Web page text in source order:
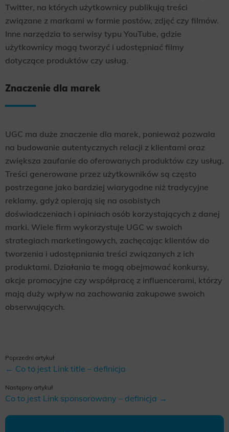
Twitter, na których użytkownicy publikują treści
związane z markami w formie postów, zdjęć czy filmów.
Inne narzędzia to serwisy typu YouTube, gdzie
użytkownicy mogą tworzyć i udostępniać filmy
dotyczące produktów czy usług.
Znaczenie dla marek
UGC ma duże znaczenie dla marek, ponieważ pozwala
na budowanie autentycznych relacji z klientami oraz
zwiększa zaufanie do oferowanych produktów czy usług.
Treści generowane przez użytkowników są często
postrzegane jako bardziej wiarygodne niż tradycyjne
reklamy, gdyż opierają się na osobistych
doświadczeniach i opiniach osób korzystających z danej
marki. Wiele firm wykorzystuje UGC w swoich
strategiach marketingowych, zachęcając klientów do
tworzenia i udostępniania treści związanych z ich
produktami. Działania te mogą obejmować konkursy,
akcje promocyjne czy współpracę z influencerami, którzy
mają duży wpływ na zachowania zakupowe swoich
obserwujących.
Poprzedni artykuł
← Co to jest Link title – definicja
Następny artykuł
Co to jest Link sponsorowany – definicja →